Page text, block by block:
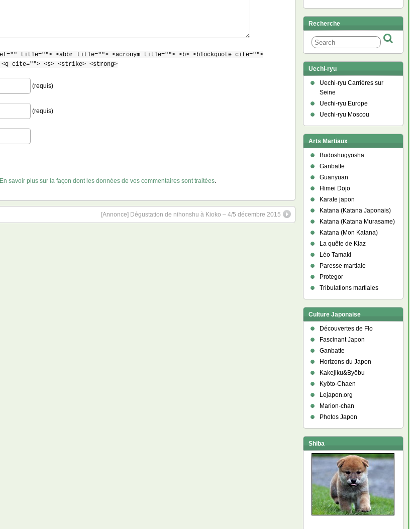
title=""> <abbr title=""> <acronym title=""> <b> <blockquote cite="">
<q cite=""> <s> <strike> <strong>
(requis)
(requis)
En savoir plus sur la façon dont les données de vos commentaires sont traitées.
[Annonce] Dégustation de nihonshu à Kioko – 4/5 décembre 2015
Recherche
Uechi-ryu
Uechi-ryu Carrières sur
Seine
Uechi-ryu Europe
Uechi-ryu Moscou
Arts Martiaux
Budoshugyosha
Ganbatte
Guanyuan
Himei Dojo
Karate japon
Katana (Katana Japonais)
Katana (Katana Murasame)
Katana (Mon Katana)
La quête de Kiaz
Léo Tamaki
Paresse martiale
Protegor
Tribulations martiales
Culture Japonaise
Découvertes de Flo
Fascinant Japon
Ganbatte
Horizons du Japon
Kakejiku&Byōbu
Kyôto-Chaen
Lejapon.org
Marion-chan
Photos Japon
Shiba